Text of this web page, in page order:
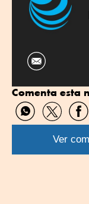
Comenta esta
Compartir
por
WhatsApp
Compartir
por
Twitter
Ver